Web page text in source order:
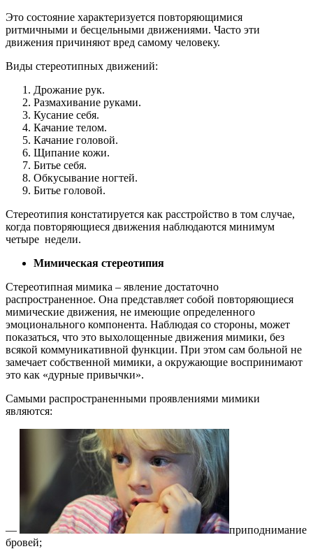
Это состояние характеризуется повторяющимися
ритмичными и бесцельными движениями. Часто эти
движения причиняют вред самому человеку.
Виды стереотипных движений:
Дрожание рук.
Размахивание руками.
Кусание себя.
Качание телом.
Качание головой.
Щипание кожи.
Битье себя.
Обкусывание ногтей.
Битье головой.
Стереотипия констатируется как расстройство в том случае,
когда повторяющиеся движения наблюдаются минимум
четыре недели.
Мимическая стереотипия
Стереотипная мимика – явление достаточно
распространенное. Она представляет собой повторяющиеся
мимические движения, не имеющие определенного
эмоционального компонента. Наблюдая со стороны, может
показаться, что это выхолощенные движения мимики, без
всякой коммуникативной функции. При этом сам больной не
замечает собственной мимики, а окружающие воспринимают
это как «дурные привычки».
Самыми распространенными проявлениями мимики
являются:
—
приподнимание
бровей;